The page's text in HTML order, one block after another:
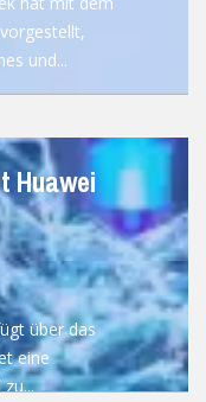
und...
Huawei
über das
eine